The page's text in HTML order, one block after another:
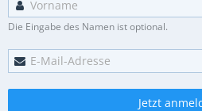
Die Eingabe des Namen ist optional.
Jetzt